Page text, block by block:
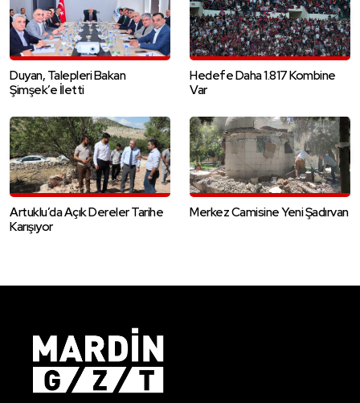
Duyan, Talepleri Bakan
Şimşek’e İletti
Hedefe Daha 1.817 Kombine
Var
Artuklu’da Açık Dereler Tarihe
Karışıyor
Merkez Camisine Yeni Şadırvan